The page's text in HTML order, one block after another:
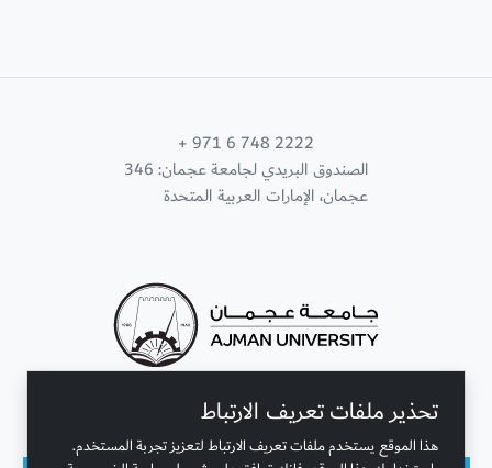
تحذير ملفات تعريف الارتباط
هذا الموقع يستخدم ملفات تعريف الارتباط لتعزيز تجربة المستخدم.
+ 971 6 748 2222
الصندوق البريدي لجامعة عجمان: 346
عجمان، الإمارات العربية المتحدة
تواصل معنا